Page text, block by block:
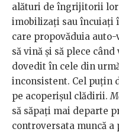
alături de îngrijitorii lor
imobilizați sau încuiați
care propovăduia
să vină și să plece
dovedit în cele din
inconsistent. Cel puțin
pe acoperișul clădirii.
să săpați mai departe
controversata muncă